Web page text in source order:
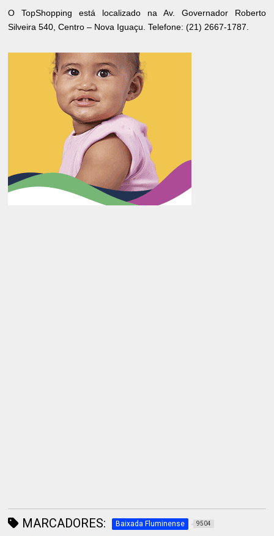
O TopShopping está localizado na Av. Governador Roberto
Silveira 540, Centro – Nova Iguaçu. Telefone: (21) 2667-1787.
MARCADORES: Baixada Fluminense 9504